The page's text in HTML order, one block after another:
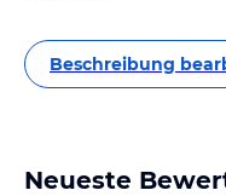
Beschreibung
Neueste